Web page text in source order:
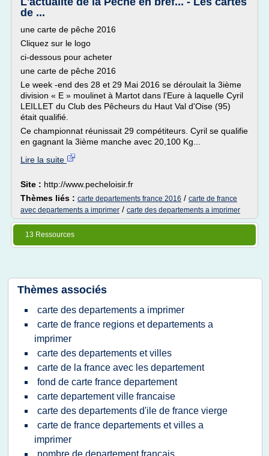
de ...
une carte de pêche 2016
Cliquez sur le logo
ci-dessous pour acheter
une carte de pêche 2016
Le week -end des 28 et 29 Mai 2016 se déroulait la 3ième
division « E » moulinet à Martot dans l'Eure à laquelle Cyril
LEILLET du Club des Pêcheurs du Haut Val d'Oise (95)
était qualifié.
Ce championnat réunissait 29 compétiteurs. Cyril se qualifie
en gagnant la 3ième manche avec 20,100 Kg...
Lire la suite
Site : http://www.pecheloisir.fr
Thèmes liés : carte departements france 2016 / carte de france
avec departements a imprimer / carte des departements a imprimer
13 Ressources
Thèmes associés
carte des departements a imprimer
carte de france regions et departements a
imprimer
carte des departements et villes
carte de la france avec les departement
fond de carte france departement
carte departement ville francaise
carte des departements d'ile de france vierge
carte de france departements et villes a
imprimer
nombre de departement francais